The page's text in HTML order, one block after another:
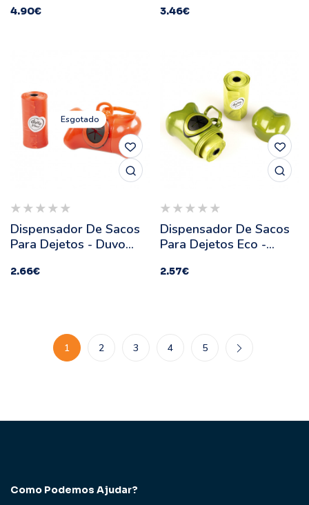
4.90€ 3.46€
Esgotado
Dispensador De Sacos
Para Dejetos - Duvo
2.66€
Dispensador De Sacos
Para Dejetos Eco -
2.57€
1 2 3 4 5
Como Podemos Ajudar?